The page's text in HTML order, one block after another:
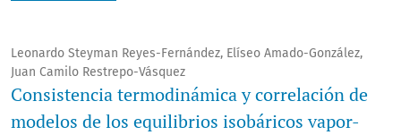
Leonardo Steyman Reyes-Fernández, Elíseo Amado-González,
Juan Camilo Restrepo-Vásquez
Consistencia termodinámica y correlación de
modelos de los equilibrios isobáricos vapor-